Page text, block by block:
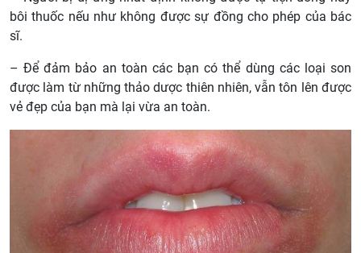
bôi thuốc nếu như không được sự đồng cho phép của bác
sĩ.
– Để đảm bảo an toàn các bạn có thể dùng các loại son
được làm từ những thảo dược thiên nhiên, vẫn tôn lên được
vẻ đẹp của bạn mà lại vừa an toàn.